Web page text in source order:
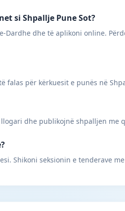
si Shpallje Pune Sot?
dhe të aplikoni online.
për kërkuesit e punës në
dhe publikojnë shpalljen me
Shikoni seksionin e tenderave